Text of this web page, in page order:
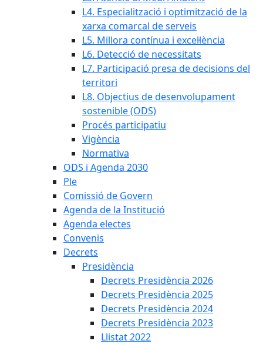
L4. Especialització i optimització de la
xarxa comarcal de serveis
L5. Millora contínua i excel·lència
L6. Detecció de necessitats
L7. Participació presa de decisions del
territori
L8. Objectius de desenvolupament
sostenible (ODS)
Procés participatiu
Vigència
Normativa
ODS i Agenda 2030
Ple
Comissió de Govern
Agenda de la Institució
Agenda electes
Convenis
Decrets
Presidència
Decrets Presidència 2026
Decrets Presidència 2025
Decrets Presidència 2024
Decrets Presidència 2023
Llistat 2022